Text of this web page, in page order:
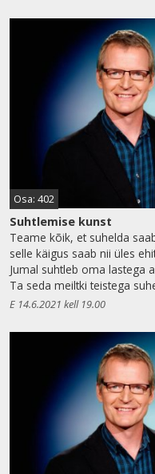
Osa: 402
Suhtlemise kunst
Teame kõik, et suhelda
selle käigus saab nii üles
Jumal suhtleb oma lastega
Ta seda meiltki teistega
E 14.6.2021 kell 19.00